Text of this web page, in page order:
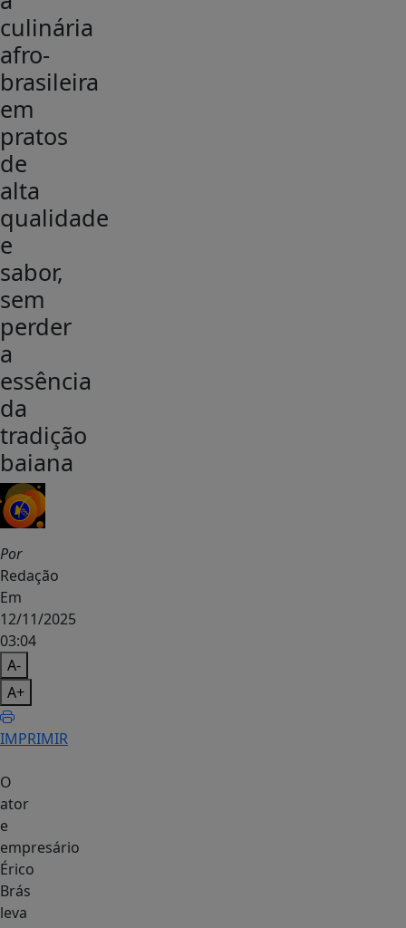
culinária
afro-
brasileira
em
pratos
de
alta
qualidade
e
sabor,
sem
perder
a
essência
da
tradição
baiana
Por
Redação
Em
12/11/2025
03:04
A-
A+
IMPRIMIR
O
ator
e
empresário
Érico
Brás
leva